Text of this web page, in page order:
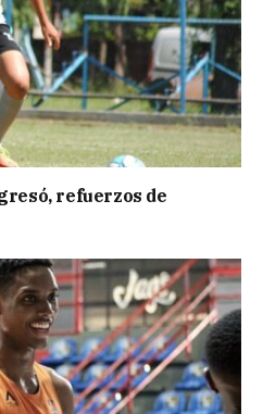
refuerzos de